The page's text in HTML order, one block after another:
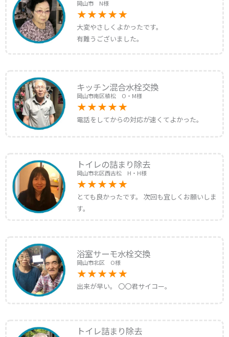
岡山市 N様
大変やさしくよかったです。
有難うございました。
キッチン混合水栓交換
岡山市南区植松 O・M様
電話をしてからの対応が速くてよかった。
トイレの詰まり除去
岡山市北区西古松 H・H様
とても良かったです。 次回も宜しくお願いしま
す。
浴室サーモ水栓交換
岡山市北区 O様
出来が早い。 〇〇君サイコー。
トイレ詰まり除去